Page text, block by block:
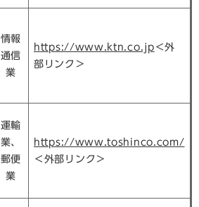
情報
通信
業
https://www.ktn.co.jp ＜外
部リンク＞
運輸
業、
郵便
業
https://www.toshinco.com/
＜外部リンク＞